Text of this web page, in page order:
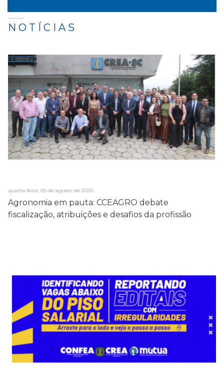
NOTÍCIAS
quarta-feira, 05 de agosto de 2026
Agronomia em pauta: CCEAGRO debate
fiscalização, atribuições e desafios da profissão